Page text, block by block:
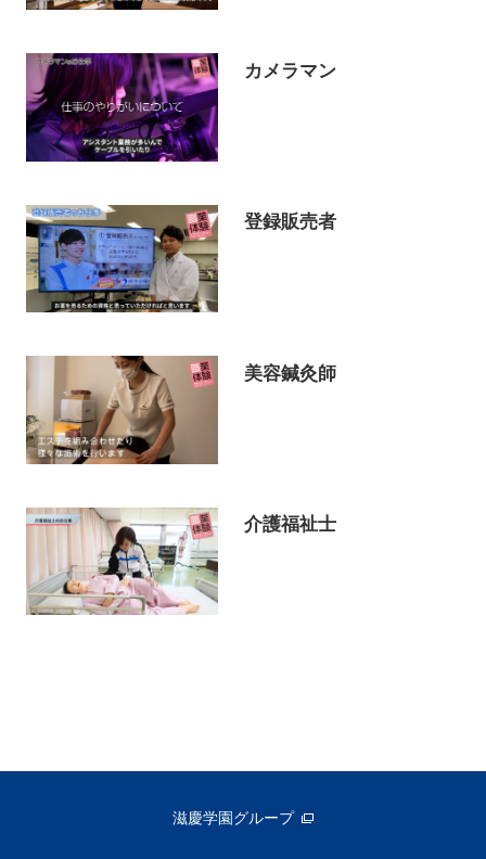
カメラマン
登録販売者
美容鍼灸師
介護福祉士
滋慶学園グループ